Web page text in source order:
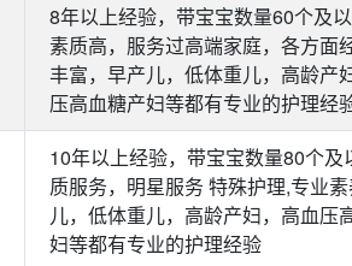
8年以上经验，带宝宝数量60个及
素质高，服务过高端家庭，各方面
丰富，早产儿，低体重儿，高龄产
压高血糖产妇等都有专业的护理经
10年以上经验，带宝宝数量80个及
质服务，明星服务 特殊护理,专业
儿，低体重儿，高龄产妇，高血压
妇等都有专业的护理经验